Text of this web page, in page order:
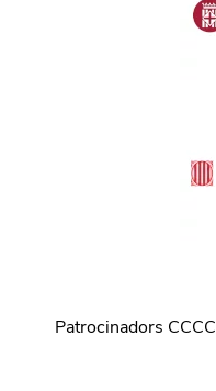
Patrocinadors CCCC